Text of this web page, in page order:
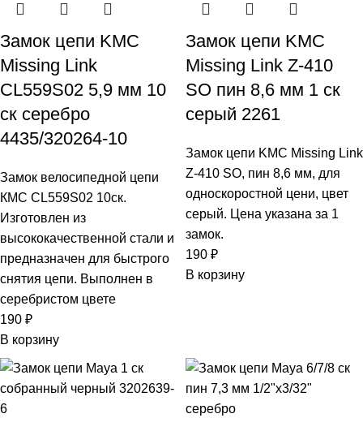
Замок цепи KMC
Missing Link
CL559S02 5,9 мм 10
ск серебро
4435/320264-10
Замок велосипедной цепи
КМС CL559S02 10ск.
Изготовлен из
высококачественной стали и
предназначен для быстрого
снятия цепи. Выполнен в
серебристом цвете
190 ₽
В корзину
Замок цепи KMC
Missing Link Z-410
SO пин 8,6 мм 1 ск
серый 2261
Замок цепи KMC Missing Link
Z-410 SO, пин 8,6 мм, для
односкоростной цени, цвет
серый. Цена указана за 1
замок.
190 ₽
В корзину